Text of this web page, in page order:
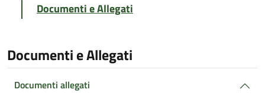
Documenti e Allegati
Documenti e Allegati
Documenti allegati